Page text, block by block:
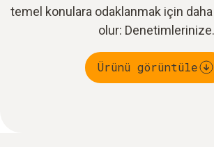
temel konulara odaklanmak için daha
olur: Denetimlerinize.
Ürünü görüntüle